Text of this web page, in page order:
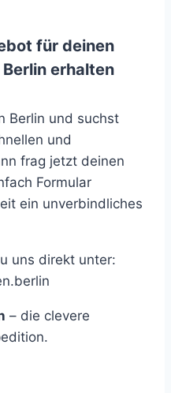
für deinen
erhalten
Berlin und suchst
und
frag jetzt deinen
Formular
ein unverbindliches
uns direkt unter:
– die clevere